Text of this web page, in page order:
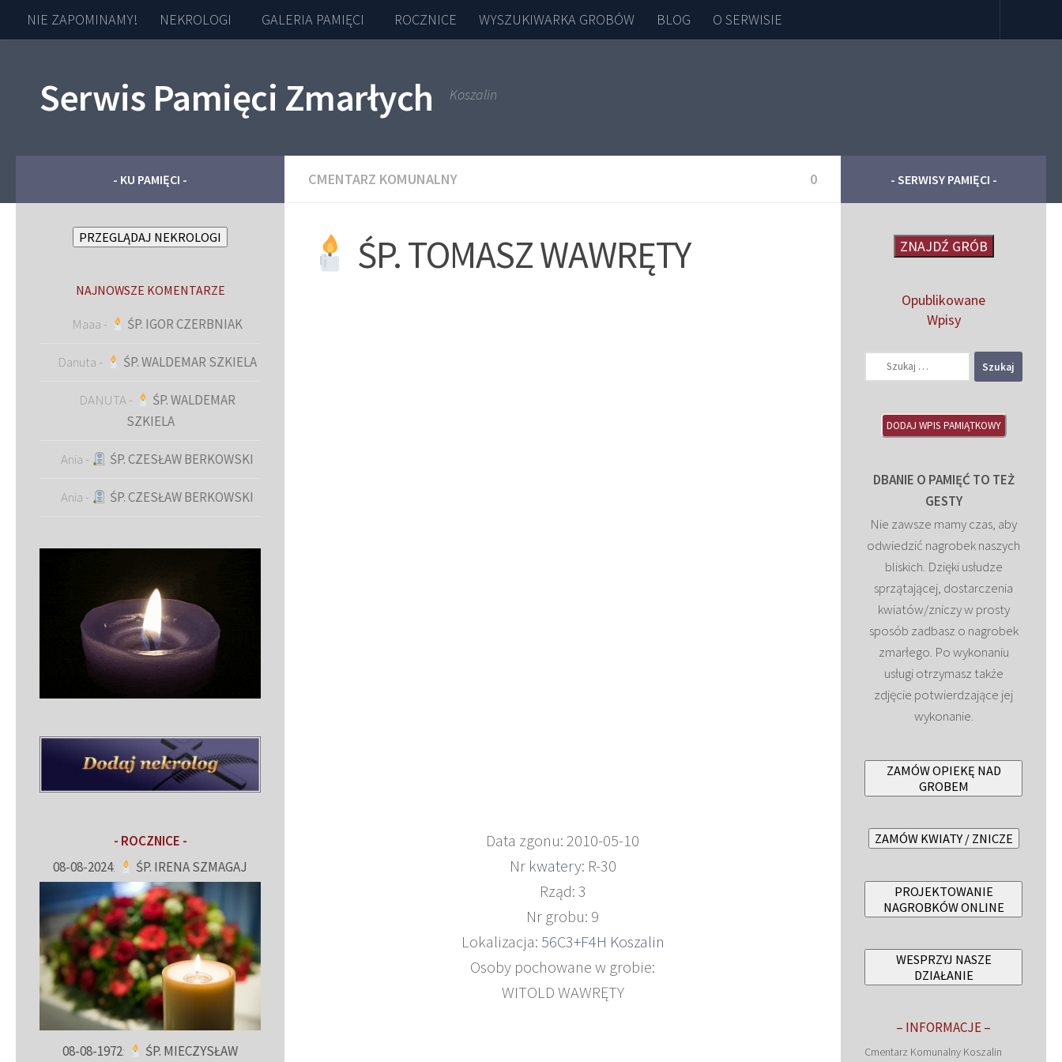
Skip to content
NIE ZAPOMINAMY! NEKROLOGI GALERIA PAMIĘCI ROCZNICE WYSZUKIWARKA GROBÓW BLOG O SERWISIE
Serwis Pamięci Zmarłych Koszalin
CMENTARZ KOMUNALNY 0
ŚP. TOMASZ WAWRĘTY
Data zgonu: 2010-05-10
Nr kwatery: R-30
Rząd: 3
Nr grobu: 9
Lokalizacja: 56C3+F4H Koszalin
Osoby pochowane w grobie:
WITOLD WAWRĘTY
- KU PAMIĘCI -
PRZEGLĄDAJ NEKROLOGI
NAJNOWSZE KOMENTARZE
Maaa - ŚP. IGOR CZERBNIAK
Danuta - ŚP. WALDEMAR SZKIELA
DANUTA-
ŚP. WALDEMAR
SZKIELA
Ania - ŚP. CZESŁAW BERKOWSKI
Ania - ŚP. CZESŁAW BERKOWSKI
- ROCZNICE -
08-08-2024: ŚP. IRENA SZMAGAJ
08-08-1972:
ŚP. MIECZYSŁAW
- SERWISY PAMIĘCI -
ZNAJDŹ GRÓB
Opublikowane
Wpisy
DODAJ WPIS PAMIĄTKOWY
DBANIE O PAMIĘĆ TO TEŻ
GESTY
Nie zawsze mamy czas, aby
odwiedzić nagrobek naszych
bliskich. Dzięki usłudze
sprzątającej, dostarczenia
kwiatów/zniczy w prosty
sposób zadbasz o nagrobek
zmarłego. Po wykonaniu
usługi otrzymasz także
zdjęcie potwierdzające jej
wykonanie.
ZAMÓW OPIEKĘ NAD
GROBEM
ZAMÓW KWIATY / ZNICZE
PROJEKTOWANIE
NAGROBKÓW ONLINE
WESPRZYJ NASZE
DZIAŁANIE
– INFORMACJE –
Cmentarz Komunalny Koszalin